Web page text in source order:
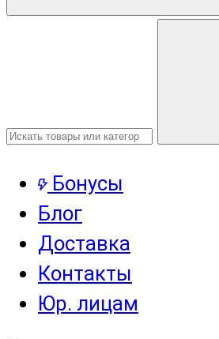
Бонусы
Блог
Доставка
Контакты
Юр. лицам